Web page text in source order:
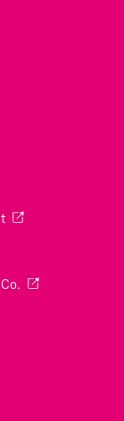
Tab geöffnet)
geöffnet)
(Wird in einem
geöffnet)
(Wird in einem